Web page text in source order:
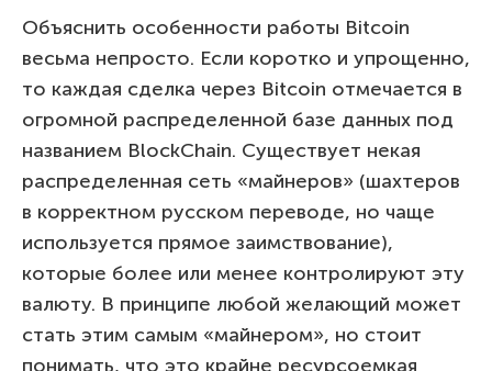
Объяснить особенности работы Bitcoin
весьма непросто. Если коротко и упрощенно,
то каждая сделка через Bitcoin отмечается в
огромной распределенной базе данных под
названием BlockChain. Существует некая
распределенная сеть «майнеров» (шахтеров
в корректном русском переводе, но чаще
используется прямое заимствование),
которые более или менее контролируют эту
валюту. В принципе любой желающий может
стать этим самым «майнером», но стоит
понимать, что это крайне ресурсоемкая